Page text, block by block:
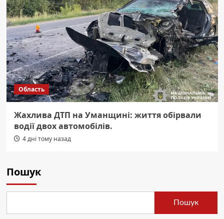
Область
Жахлива ДТП на Уманщині: життя обірвали
водії двох автомобілів.
4 дні тому назад
Пошук
Пошук